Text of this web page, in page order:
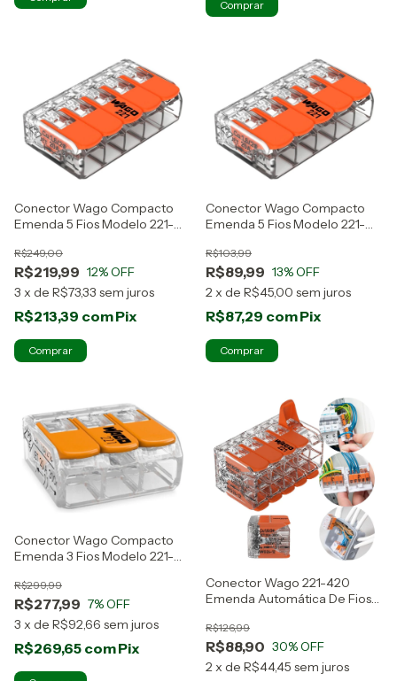
Conector Wago Compacto
Emenda 5 Fios Modelo 221-
R$219,99
R$249,00
12% OFF
3 x de R$73,33 sem juros
R$213,39 comPix
Conector Wago Compacto
Emenda 5 Fios Modelo 221-
R$89,99
R$103,99
13% OFF
2x de R$45,00 sem juros
R$87,29 comPix
Conector Wago Compacto
Emenda 3 Fios Modelo 221-
R$277,99
R$299,99
7% OFF
3 x de R$92,66 sem juros
R$269,65 comPix
Conector Wago 221-420
Emenda Automática De Fios
R$88,90
R$126,99
30% OFF
2x de R$44,45 sem juros